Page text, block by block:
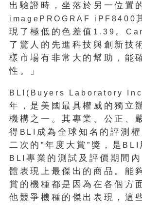
出驗證時，坐落於另一位置
imagePROGRAF iPF8400
現了極低的色差值 1.39 。
了驚人的先進科技與創新技
樣市場有非常大的幫助，能
性。」
BLI(Buyers Laboratory
年，是美國最具權威的獨立
機構之一。其專業、公正、
得 BLI 成為全球知名的評測
二次的 ” 年度大賞” 獎，是 BLI
BLI 專業的測試及評價期間
體表現上最傑出的商品。能
賞的機種都是因為在各個方
他競爭機種的傑出表現，這